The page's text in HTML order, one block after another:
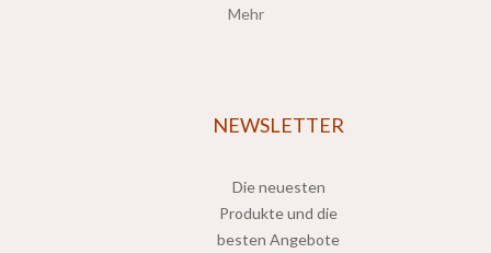
Mehr
NEWSLETTER
Die neuesten
Produkte und die
besten Angebote